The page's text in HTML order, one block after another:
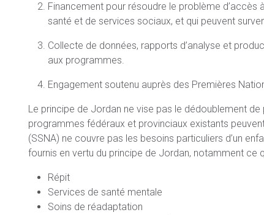
Financement pour résoudre le problème
santé et de services sociaux, et qui peuvent
Collecte de données, rapports d’analyse et
aux programmes.
Engagement soutenu auprès des Premières
Le principe de Jordan ne vise pas le dédoublement
programmes fédéraux et provinciaux existants
(SSNA) ne couvre pas les besoins particuliers d’un
fournis en vertu du principe de Jordan, notamment ce
Répit
Services de santé mentale
Soins de réadaptation